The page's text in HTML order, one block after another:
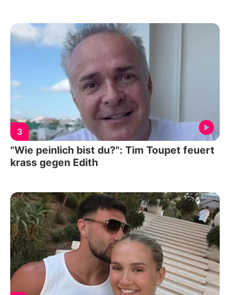
3
"Wie peinlich bist du?": Tim Toupet feuert
krass gegen Edith